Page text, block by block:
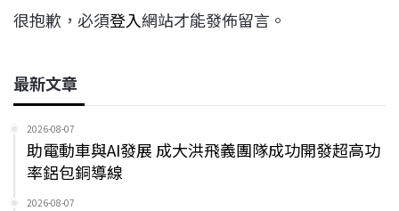
很抱歉，必須登入網站才能發佈留言。
最新文章
2026-08-07
助電動車與AI發展 成大洪飛義團隊成功開發超高功
率鋁包銅導線
2026-08-07